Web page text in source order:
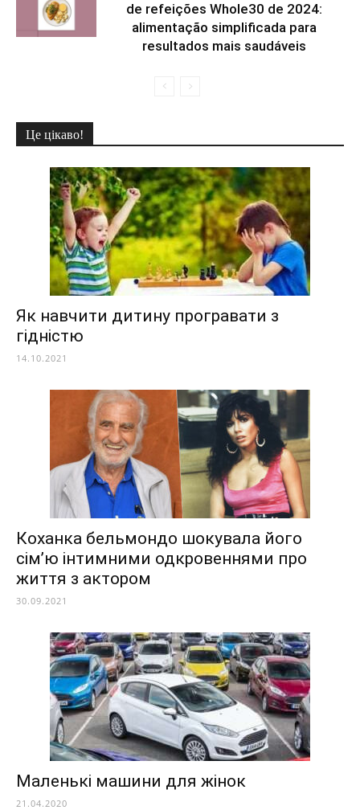
de refeições Whole30 de 2024:
alimentação simplificada para
resultados mais saudáveis
Це цікаво!
Як навчити дитину програвати з
гідністю
14.10.2021
Коханка бельмондо шокувала його
сім’ю інтимними одкровеннями про
життя з актором
30.09.2021
Маленькі машини для жінок
21.04.2020